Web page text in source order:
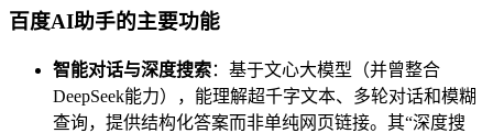
百度AI助手的主要功能
智能对话与深度搜索：基于文心大模型（并曾整合
DeepSeek能力），能理解超千字文本、多轮对话和模糊
查询，提供结构化答案而非单纯网页链接。其“深度搜